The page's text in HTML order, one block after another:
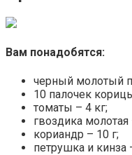
Вам понадобятся:
черный молотый
10 палочек
томаты – 4 кг;
гвоздика молотая
кориандр – 10 г;
петрушка и кинза